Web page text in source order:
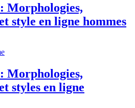
Morphologies,
style en ligne hommes
Morphologies,
styles en ligne